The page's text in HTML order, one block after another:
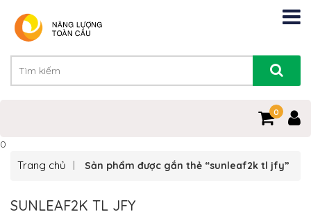
0
0
Trang chủ Sản phẩm được gắn thẻ “sunleaf2k tl jfy”
SUNLEAF2K TL JFY